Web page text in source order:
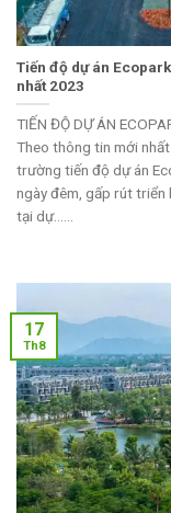
Tiến độ dự án
nhất 2023
TIẾN ĐỘ DỰ ÁN
Theo thông tin mới
trường tiến độ dự án
ngày đêm, gấp rút triển
tại dự......
17
Th8